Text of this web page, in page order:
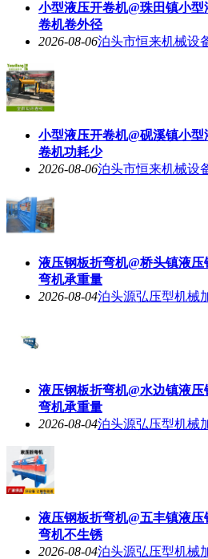
小型液压开卷机@珠田镇小
卷机卷外径
2026-08-06泊头市恒来机械设
小型液压开卷机@砚溪镇小
卷机功耗少
2026-08-06泊头市恒来机械设
液压钢板折弯机@桥头镇液
弯机承重量
2026-08-04泊头源弘压型机械
液压钢板折弯机@水边镇液
弯机承重量
2026-08-04泊头源弘压型机械
液压钢板折弯机@五丰镇液
弯机不生锈
2026-08-04泊头源弘压型机械